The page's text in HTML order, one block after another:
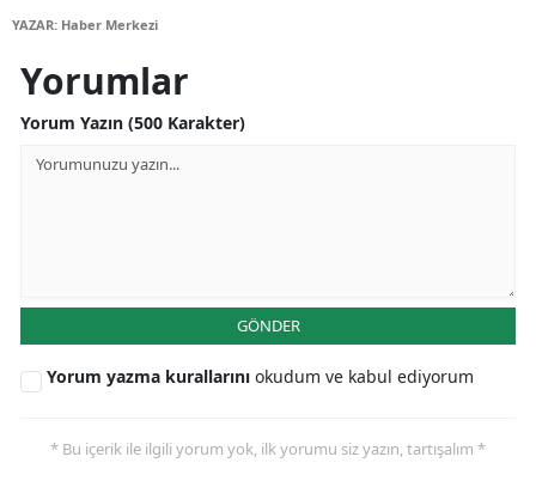
Şanlıurfa
YAZAR: Haber Merkezi
Yorumlar
Yorum Yazın (500 Karakter)
GÖNDER
Yorum yazma kurallarını okudum ve kabul ediyorum
* Bu içerik ile ilgili yorum yok, ilk yorumu siz yazın, tartışalım *